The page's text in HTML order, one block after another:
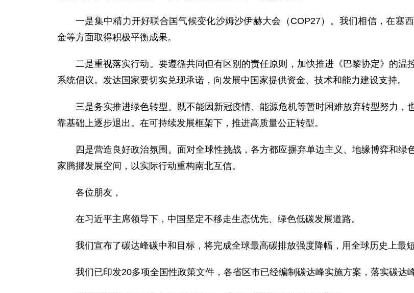
一是集中精力开好联合国气候变化沙姆沙伊赫大会（COP27）。我们相信，在塞
金等方面取得积极平衡成果。
二是重视落实行动。要遵循共同但有区别的责任原则，加快推进《巴黎协定》的
系统倡议。发达国家要切实兑现承诺，向发展中国家提供资金、技术和能力建设支持。
三是务实推进绿色转型。既不能因新冠疫情、能源危机等暂时困难放弃转型努力
靠基础上逐步退出。在可持续发展框架下，推进高质量公正转型。
四是营造良好政治氛围。面对全球性挑战，各方都应摒弃单边主义、地缘博弈和
家腾挪发展空间，以实际行动重构南北互信。
各位朋友，
在习近平主席领导下，中国坚定不移走生态优先、绿色低碳发展道路。
我们宣布了碳达峰碳中和目标，将完成全球最高碳排放强度降幅，用全球历史上最
我们已印发20多项全国性政策文件，各省区市已经编制碳达峰实施方案，落实碳达